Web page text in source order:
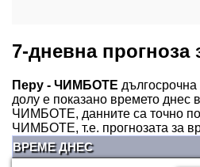
7-дневна
Перу - ЧИМБОТЕ
долу е показано времето
ЧИМБОТЕ, данните са точно
ЧИМБОТЕ, т.е. прогнозата за
ВРЕМЕ ДНЕС